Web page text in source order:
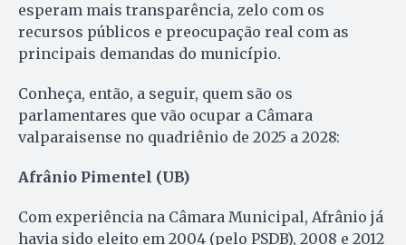
esperam mais transparência, zelo com os
recursos públicos e preocupação real com as
principais demandas do município.
Conheça, então, a seguir, quem são os
parlamentares que vão ocupar a Câmara
valparaisense no quadriênio de 2025 a 2028:
Afrânio Pimentel (UB)
Com experiência na Câmara Municipal, Afrânio já
havia sido eleito em 2004 (pelo PSDB), 2008 e 2012